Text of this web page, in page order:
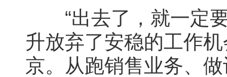
“出去了，就一定要
升放弃了安稳的工作
京。从跑销售业务、